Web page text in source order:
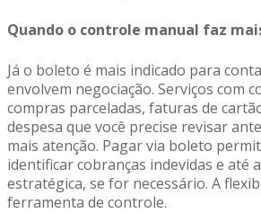
Quando o controle manual faz
Já o boleto é mais indicado para
envolvem negociação. Serviços com
compras parceladas, faturas de
despesa que você precise revisar
mais atenção. Pagar via boleto
identificar cobranças indevidas e até
estratégica, se for necessário. A
ferramenta de controle.